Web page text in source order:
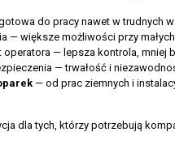
do pracy nawet w trudnych
— większe możliwości przy
— lepsza kontrola, mniej
— trwałość i
— od prac ziemnych i
dla tych, którzy potrzebują